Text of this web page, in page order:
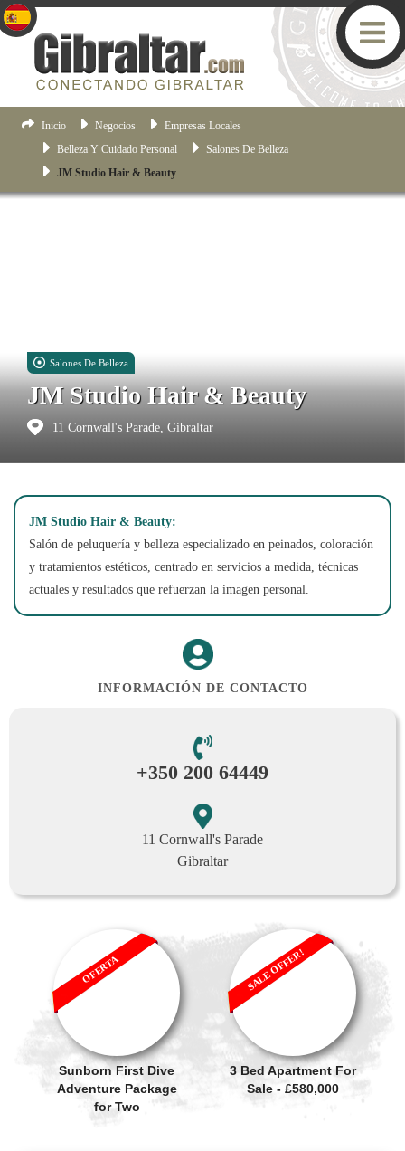
Inicio Negocios
Empresas Locales
Belleza Y Cuidado Personal
Salones De Belleza
JM Studio Hair & Beauty
Salones De Belleza
JM Studio Hair & Beauty
11 Cornwall's Parade, Gibraltar
JM Studio Hair & Beauty:
Salón de peluquería y belleza especializado en peinados, coloración
y tratamientos estéticos, centrado en servicios a medida, técnicas
actuales y resultados que refuerzan la imagen personal.
INFORMACIÓN DE CONTACTO
+350 200 64449
11 Cornwall's Parade
Gibraltar
Sunborn First Dive
Adventure Package
for Two
OFERTA
3 Bed Apartment For
Sale - £580,000
SALE OFFER!